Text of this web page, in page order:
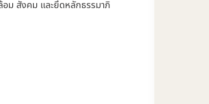
อม สังคม และยึดหลักธรรมาภิ